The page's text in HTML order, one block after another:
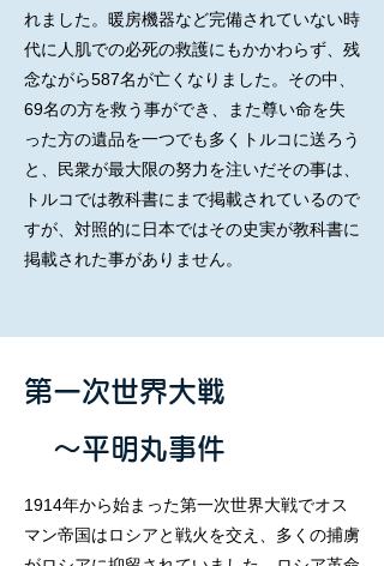
れました。暖房機器など完備されていない時
代に人肌での必死の救護にもかかわらず、残
念ながら587名が亡くなりました。その中、
69名の方を救う事ができ、また尊い命を失
った方の遺品を一つでも多くトルコに送ろう
と、民衆が最大限の努力を注いだその事は、
トルコでは教科書にまで掲載されているので
すが、対照的に日本ではその史実が教科書に
掲載された事がありません。
第一次世界大戦
​ ～平明丸事件
1914年から始まった第一次世界大戦でオス
マン帝国はロシアと戦火を交え、多くの捕虜